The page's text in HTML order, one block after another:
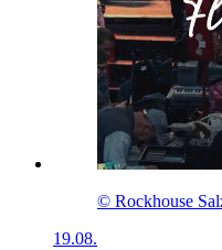
© Rockhouse
19.08.